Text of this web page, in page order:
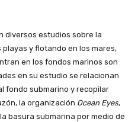
diversos estudios sobre la
y flotando en los mares,
en los fondos marinos son
en su estudio se relacionan
fondo submarino y recopilar
la organización Ocean Eyes,
basura submarina por medio de